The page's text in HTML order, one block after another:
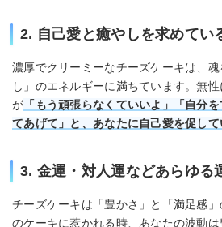
2. 自己愛と癒やしを求めてい
濃厚でクリーミーなチーズケーキは、
し」のエネルギーに満ちています。無
が 「もう頑張らなくていいよ」「自分
てあげて」と、あなたに自己愛を促して
3. 金運・対人運などあらゆる
チーズケーキは「豊かさ」と「満足感
のケーキに惹かれる時、あなたの波動